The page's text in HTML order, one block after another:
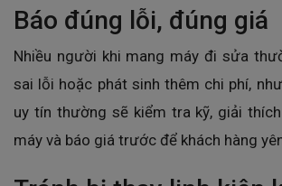
Báo đúng lỗi, đúng giá
Nhiều người khi mang máy đi sửa
sai lỗi hoặc phát sinh thêm chi phí,
uy tín thường sẽ kiểm tra kỹ, giải
máy và báo giá trước để khách hàng